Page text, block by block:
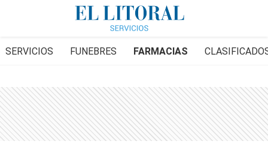
SERVICIOS FUNEBRES FARMACIAS